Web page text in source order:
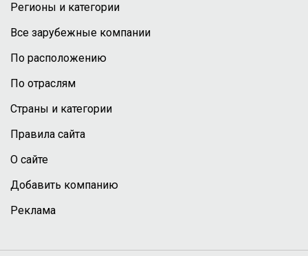
Регионы и категории
Все зарубежные компании
По расположению
По отраслям
Страны и категории
Правила сайта
О сайте
Добавить компанию
Реклама